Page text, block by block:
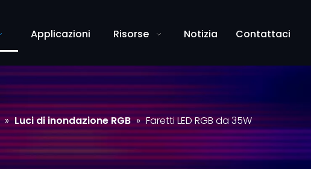
Applicazioni Risorse Notizia Contattaci
» Luci di inondazione RGB » Faretti LED RGB da 35W